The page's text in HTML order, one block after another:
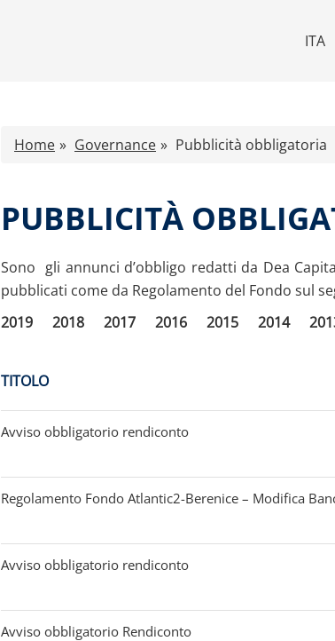
ITA
Home Governance Pubblicità obbligatoria
PUBBLICITÀ
Sono gli annunci d’obbligo redatti da Dea
pubblicati come da Regolamento del Fondo sul
2019
2018 2017 2016 2015 2014
TITOLO
Avviso obbligatorio rendiconto
Regolamento Fondo Atlantic2-Berenice – Modifica
Avviso obbligatorio rendiconto
Avviso obbligatorio Rendiconto